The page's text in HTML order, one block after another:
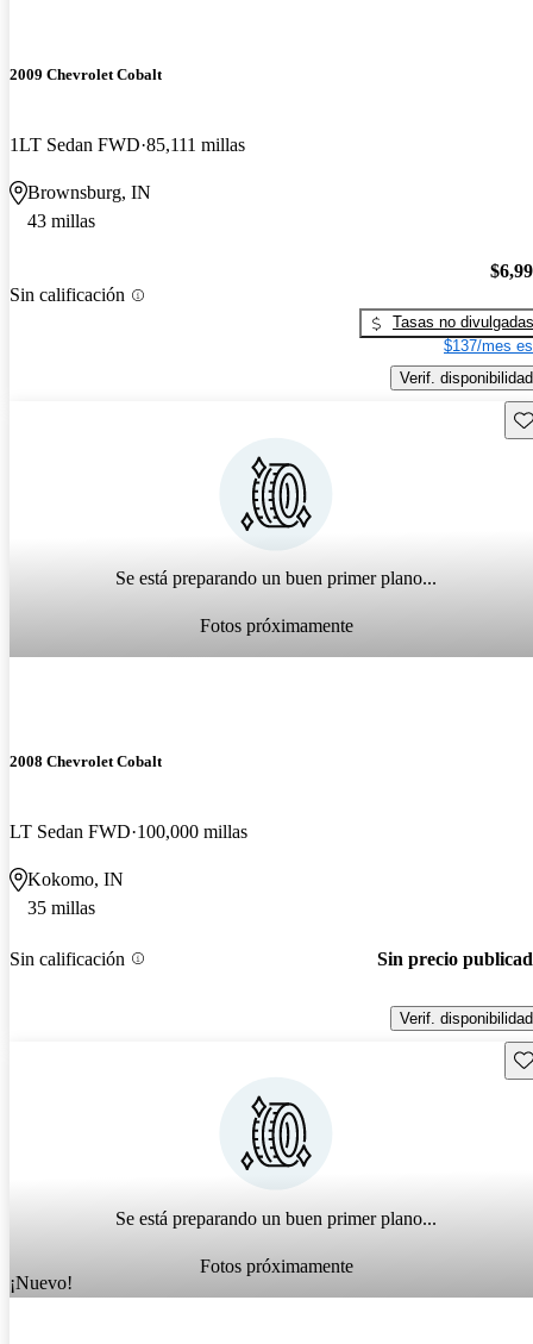
2009 Chevrolet Cobalt
1LT Sedan FWD 85,111 millas
Brownsburg, IN
43 millas
Sin calificación
Tasas no divulgadas
$137/mes
Verif. disponibilidad
Se está preparando un buen primer plano...
Fotos próximamente
2008 Chevrolet Cobalt
LT Sedan FWD 100,000 millas
Kokomo, IN
35 millas
Sin calificación Sin precio
Verif. disponibilidad
Se está preparando un buen primer plano...
Fotos próximamente
¡Nuevo!